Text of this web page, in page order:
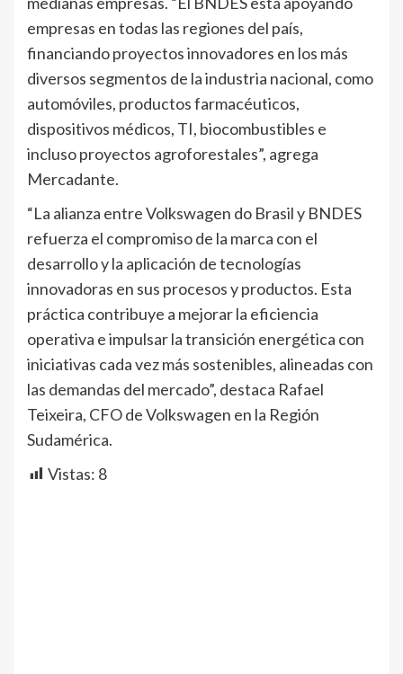
empresas en todas las regiones del país,
financiando proyectos innovadores en los más
diversos segmentos de la industria nacional, como
automóviles, productos farmacéuticos,
dispositivos médicos, TI, biocombustibles e
incluso proyectos agroforestales”, agrega
Mercadante.
“La alianza entre Volkswagen do Brasil y BNDES
refuerza el compromiso de la marca con el
desarrollo y la aplicación de tecnologías
innovadoras en sus procesos y productos. Esta
práctica contribuye a mejorar la eficiencia
operativa e impulsar la transición energética con
iniciativas cada vez más sostenibles, alineadas con
las demandas del mercado”, destaca Rafael
Teixeira, CFO de Volkswagen en la Región
Sudamérica.
Vistas: 8